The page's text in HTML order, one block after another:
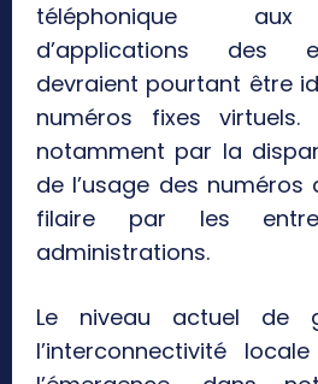
téléphonique aux
d’applications des
devraient pourtant être
numéros fixes
notamment par la
de l’usage des numéros
filaire par les
administrations.
Le niveau actuel de
l’interconnectivité